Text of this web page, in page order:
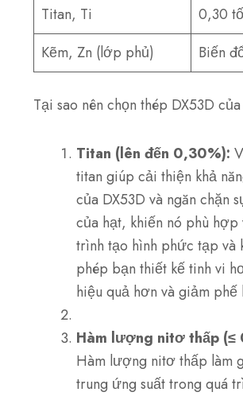
Titan, Ti
0,30
Kẽm, Zn (lớp phủ)
Biến
Tại sao nên chọn thép DX53D
Titan (lên đến 0,30%):
titan giúp cải thiện khả
của DX53D và ngăn chặn
của hạt, khiến nó phù
trình tạo hình phức tạp và
phép bạn thiết kế tinh vi
hiệu quả hơn và giảm phế
Hàm lượng nitơ thấp (≤
Hàm lượng nitơ thấp làm
trung ứng suất trong quá